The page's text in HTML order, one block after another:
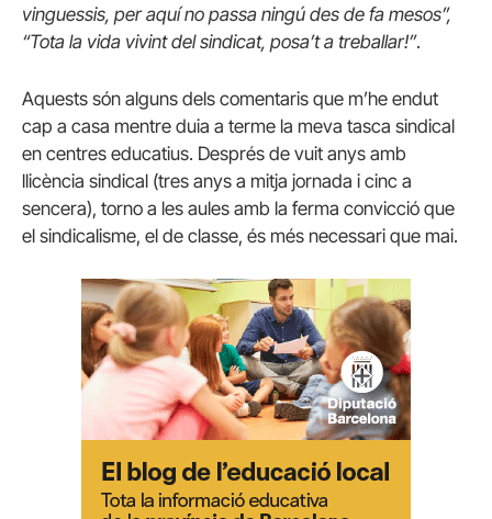
vinguessis, per aquí no passa ningú des de fa mesos”,
“Tota la vida vivint del sindicat, posa’t a treballar!”.
Aquests són alguns dels comentaris que m’he endut
cap a casa mentre duia a terme la meva tasca sindical
en centres educatius. Després de vuit anys amb
llicència sindical (tres anys a mitja jornada i cinc a
sencera), torno a les aules amb la ferma convicció que
el sindicalisme, el de classe, és més necessari que mai.